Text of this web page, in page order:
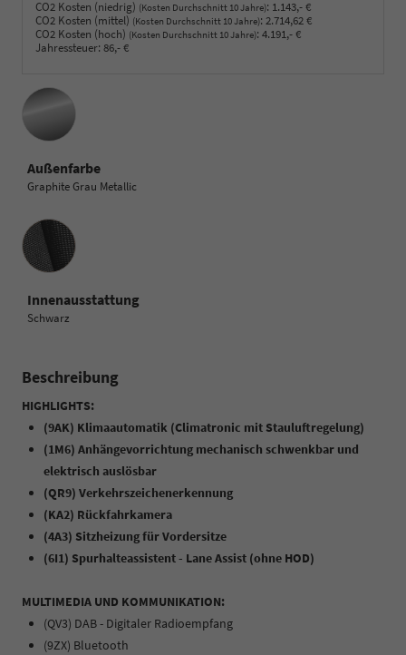
CO2 Kosten (niedrig) (Kosten Durchschnitt 10 Jahre): 1.143,- €
CO2 Kosten (mittel) (Kosten Durchschnitt 10 Jahre): 2.714,62 €
CO2 Kosten (hoch) (Kosten Durchschnitt 10 Jahre): 4.191,- €
Jahressteuer: 86,- €
Außenfarbe
Graphite Grau Metallic
Innenausstattung
Innenausstattung
Schwarz
Beschreibung
HIGHLIGHTS:
(9AK) Klimaautomatik (Climatronic mit Stauluftregelung)
(1M6) Anhängevorrichtung mechanisch schwenkbar und
elektrisch auslösbar
(QR9) Verkehrszeichenerkennung
(KA2) Rückfahrkamera
(4A3) Sitzheizung für Vordersitze
(6I1) Spurhalteassistent - Lane Assist (ohne HOD)
MULTIMEDIA UND KOMMUNIKATION:
(QV3) DAB - Digitaler Radioempfang
(9ZX) Bluetooth